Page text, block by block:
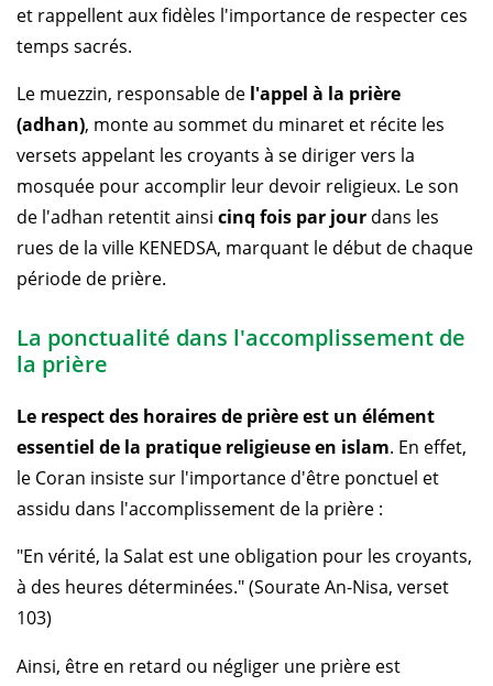
et rappellent aux fidèles l'importance de respecter ces
temps sacrés.
Le muezzin, responsable de l'appel à la prière
(adhan), monte au sommet du minaret et récite les
versets appelant les croyants à se diriger vers la
mosquée pour accomplir leur devoir religieux. Le son
de l'adhan retentit ainsi cinq fois par jour dans les
rues de la ville KENEDSA, marquant le début de chaque
période de prière.
La ponctualité dans l'accomplissement de
la prière
Le respect des horaires de prière est un élément
essentiel de la pratique religieuse en islam. En effet,
le Coran insiste sur l'importance d'être ponctuel et
assidu dans l'accomplissement de la prière :
"En vérité, la Salat est une obligation pour les croyants,
à des heures déterminées." (Sourate An-Nisa, verset
103)
Ainsi, être en retard ou négliger une prière est